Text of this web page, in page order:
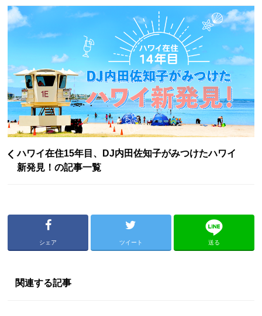
ハワイ在住15年目、DJ内田佐知子がみつけたハワイ
新発見！の記事一覧
シェア ツイート 送る
関連する記事